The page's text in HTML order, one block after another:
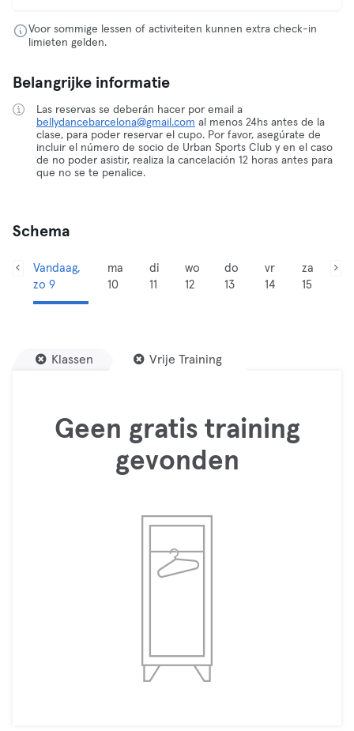
Voor sommige lessen of activiteiten kunnen extra check-in
limieten gelden.
Belangrijke informatie
Las reservas se deberán hacer por email a
bellydancebarcelona@gmail.com al menos 24hs antes de la
clase, para poder reservar el cupo. Por favor, asegúrate de
incluir el número de socio de Urban Sports Club y en el caso
de no poder asistir, realiza la cancelación 12 horas antes para
que no se te penalice.
Schema
Vandaag,
zo 9
ma
10
di
11
wo
12
do
13
vr
14
za
15
Klassen Vrije Training
Geen gratis training
gevonden